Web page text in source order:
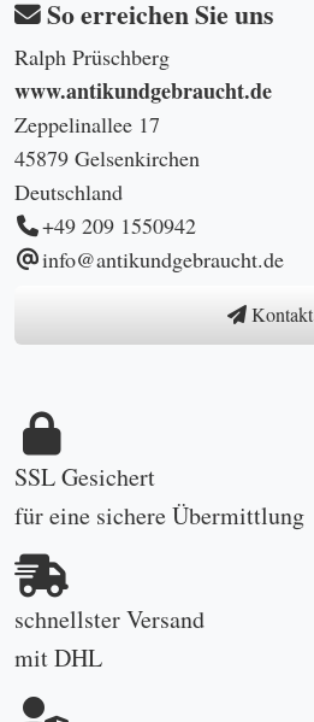
So erreichen Sie uns
Ralph Prüschberg
www.antikundgebraucht.de
Zeppelinallee 17
45879 Gelsenkirchen
Deutschland
+49 209 1550942
info@antikundgebraucht.de
Kontakt
SSL Gesichert
für eine sichere Übermittlung
schnellster Versand
mit DHL